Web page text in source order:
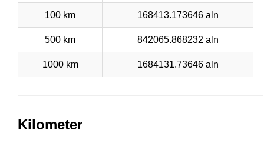
100 km 168413.173646 aln
500 km 842065.868232 aln
1000 km 1684131.73646 aln
Kilometer